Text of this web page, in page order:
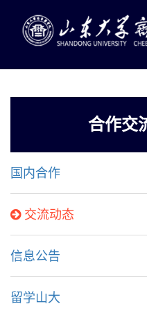
合作交
国内合作
交流动态
信息公告
留学山大